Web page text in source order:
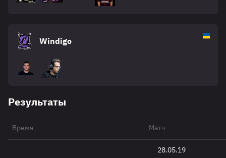
Windigo
Результаты
Время Матч
28.05.19